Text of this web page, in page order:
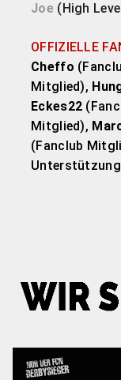
Joe (High
OFFIZIELLE
Cheffo
Mitglied),
Eckes22
Mitglied),
(Fanclub